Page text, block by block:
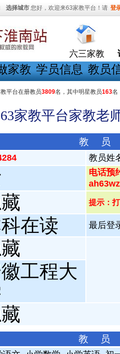
选择城市 您好，欢迎来63家教平台！请 登
六三家教
家教 学员信息 教员
平台在册教员3809名，其中明星教员163名
63家教平台家教老
教 员
教员姓
电话预
提示：
在读 最后登
工程大
教 员